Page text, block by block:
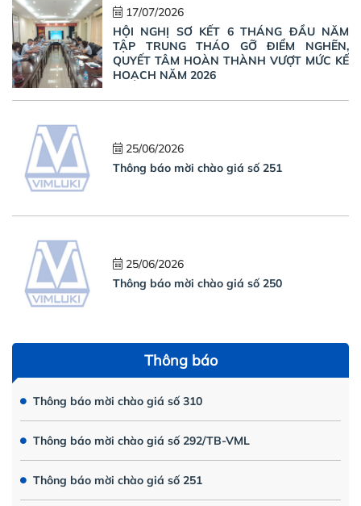
17/07/2026
HỘI NGHỊ SƠ KẾT 6 THÁNG ĐẦU NĂM
TẬP TRUNG THÁO GỠ ĐIỂM NGHẼN,
QUYẾT TÂM HOÀN THÀNH VƯỢT MỨC KẾ
HOẠCH NĂM 2026
25/06/2026
Thông báo mời chào giá số 251
25/06/2026
Thông báo mời chào giá số 250
Thông báo
Thông báo mời chào giá số 310
Thông báo mời chào giá số 292/TB-VML
Thông báo mời chào giá số 251